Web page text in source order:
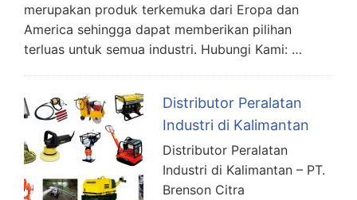
merupakan produk terkemuka dari Eropa dan
America sehingga dapat memberikan pilihan
terluas untuk semua industri. Hubungi Kami: …
Distributor Peralatan
Industri di Kalimantan
Distributor Peralatan
Industri di Kalimantan – PT.
Brenson Citra